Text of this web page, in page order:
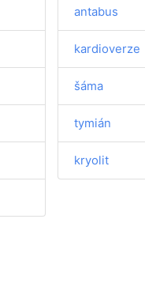
antabus
kardioverze
šáma
tymián
kryolit